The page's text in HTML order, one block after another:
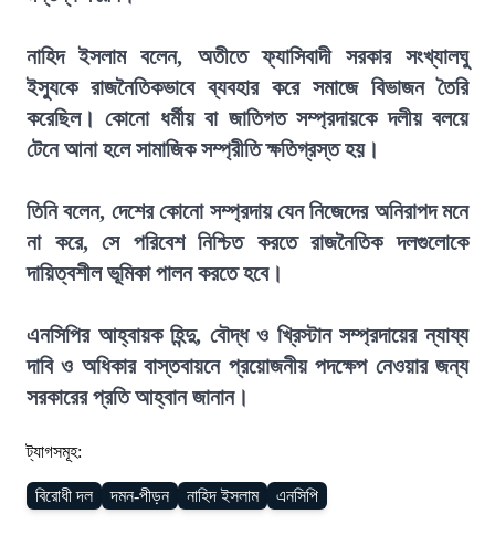
নাহিদ ইসলাম বলেন, অতীতে ফ্যাসিবাদী সরকার সংখ্যালঘু
ইস্যুকে রাজনৈতিকভাবে ব্যবহার করে সমাজে বিভাজন তৈরি
করেছিল। কোনো ধর্মীয় বা জাতিগত সম্প্রদায়কে দলীয় বলয়ে
টেনে আনা হলে সামাজিক সম্প্রীতি ক্ষতিগ্রস্ত হয়।
তিনি বলেন, দেশের কোনো সম্প্রদায় যেন নিজেদের অনিরাপদ মনে
না করে, সে পরিবেশ নিশ্চিত করতে রাজনৈতিক দলগুলোকে
দায়িত্বশীল ভূমিকা পালন করতে হবে।
এনসিপির আহ্বায়ক হিন্দু, বৌদ্ধ ও খ্রিস্টান সম্প্রদায়ের ন্যায্য
দাবি ও অধিকার বাস্তবায়নে প্রয়োজনীয় পদক্ষেপ নেওয়ার জন্য
সরকারের প্রতি আহ্বান জানান।
ট্যাগসমূহ:
বিরোধী দল দমন-পীড়ন নাহিদ ইসলাম এনসিপি